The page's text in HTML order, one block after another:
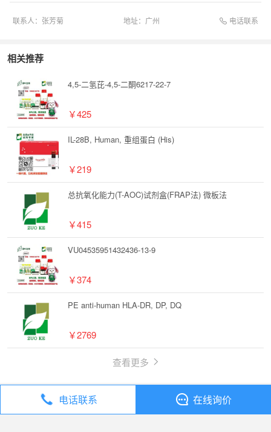
联系人： 张芳菊 地址： 广州 电话联系
相关推荐
4,5-二氢芘-4,5-二酮6217-22-7
￥425
IL-28B, Human, 重组蛋白 (His)
￥219
总抗氧化能力(T-AOC)试剂盒(FRAP法) 微板法
￥415
VU04535951432436-13-9
￥374
PE anti-human HLA-DR, DP, DQ
￥2769
查看更多
全部分类 试剂
电话联系 在线询价